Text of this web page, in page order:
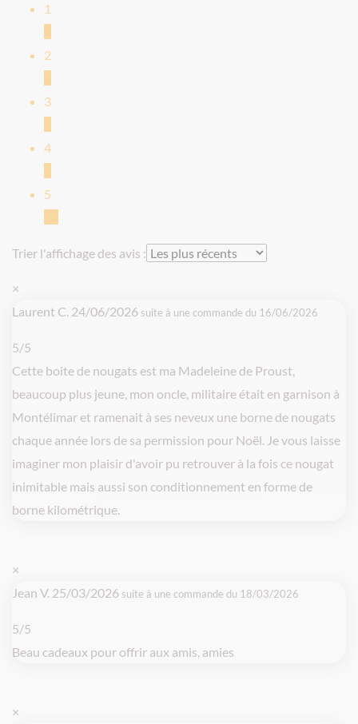
1
2
3
4
5
Trier l'affichage des avis :
×
Laurent C. 24/06/2026 suite à une commande du 16/06/2026
5/5
Cette boite de nougats est ma Madeleine de Proust,
beaucoup plus jeune, mon oncle, militaire était en garnison à
Montélimar et ramenait à ses neveux une borne de nougats
chaque année lors de sa permission pour Noël. Je vous laisse
imaginer mon plaisir d'avoir pu retrouver à la fois ce nougat
inimitable mais aussi son conditionnement en forme de
borne kilométrique.
×
Jean V. 25/03/2026 suite à une commande du 18/03/2026
5/5
Beau cadeaux pour offrir aux amis, amies
×